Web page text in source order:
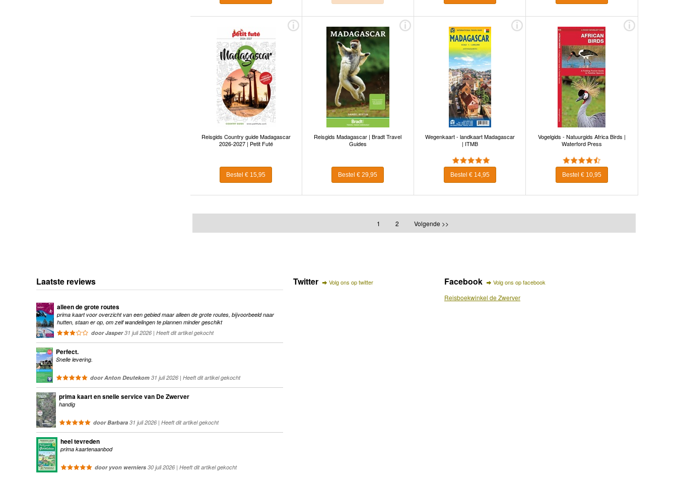
Reisgids Country guide Madagascar
2026-2027 | Petit Futé
Bestel € 15,95
Reisgids Madagascar | Bradt Travel
Guides
Bestel € 29,95
Wegenkaart - landkaart Madagascar
| ITMB
Bestel € 14,95
Vogelgids - Natuurgids Africa Birds |
Waterford Press
Bestel € 10,95
1 2 Volgende >>
Laatste reviews
alleen de grote routes
prima kaart voor overzicht van een gebied maar alleen de grote routes, bijvoorbeeld naar
hutten, staan er op, om zelf wandelingen te plannen minder geschikt
door Jasper31 juli 2026 | Heeft dit artikel gekocht
Perfect.
Snelle levering.
door Anton Deutekom 31 juli 2026 | Heeft dit artikel gekocht
prima kaart en snelle service van De Zwerver
handig
door Barbara 31 juli 2026 | Heeft dit artikel gekocht
heel tevreden
prima kaartenaanbod
door yvon werniers 30 juli 2026 | Heeft dit artikel gekocht
Twitter Volg ons op twitter Facebook Volg ons op facebook
Reisboekwinkel de Zwerver